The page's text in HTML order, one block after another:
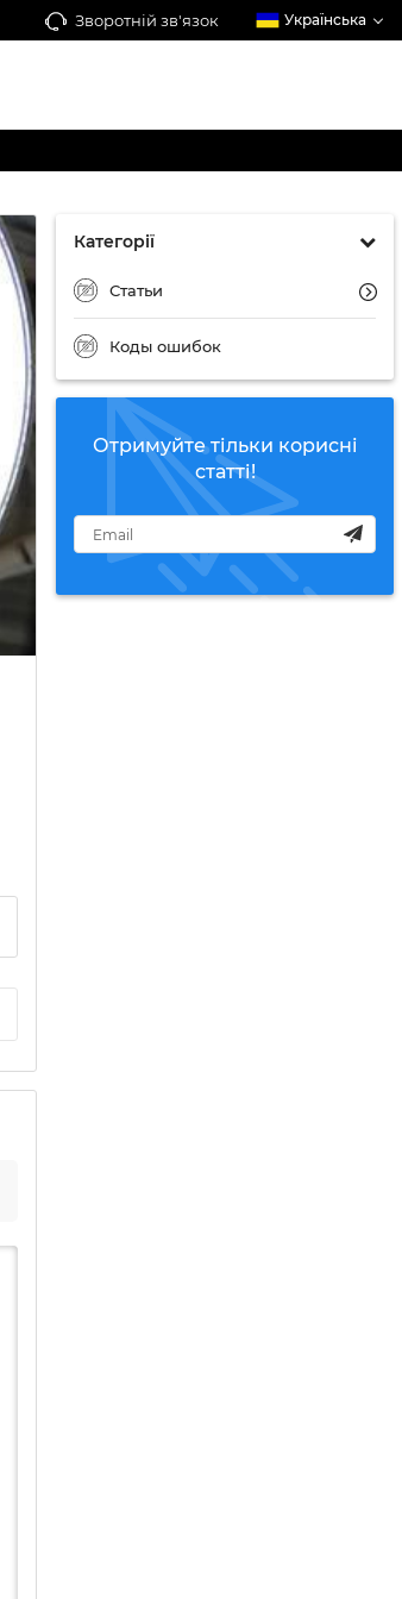
Зворотній зв'язок Українська
Категорії
Статьи
Коды ошибок
Отримуйте тільки корисні
статті!